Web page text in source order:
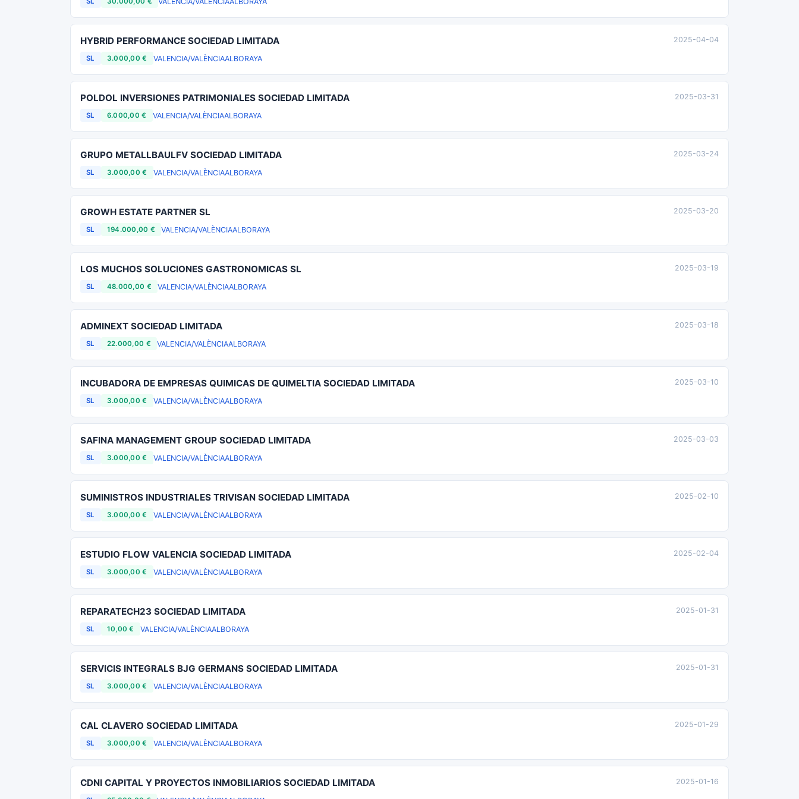
HYBRID PERFORMANCE SOCIEDAD LIMITADA
SL 3.000,00 € VALENCIA/VALÈNCIAALBORAYA
2025-04-04
POLDOL INVERSIONES PATRIMONIALES SOCIEDAD LIMITADA
SL 6.000,00 € VALENCIA/VALÈNCIAALBORAYA
2025-03-31
GRUPO METALLBAULFV SOCIEDAD LIMITADA
SL 3.000,00 € VALENCIA/VALÈNCIAALBORAYA
2025-03-24
GROWH ESTATE PARTNER SL
SL 194.000,00 € VALENCIA/VALÈNCIAALBORAYA
2025-03-20
LOS MUCHOS SOLUCIONES GASTRONOMICAS SL
SL 48.000,00 € VALENCIA/VALÈNCIAALBORAYA
2025-03-19
ADMINEXT SOCIEDAD LIMITADA
SL 22.000,00 € VALENCIA/VALÈNCIAALBORAYA
2025-03-18
INCUBADORA DE EMPRESAS QUIMICAS DE QUIMELTIA SOCIEDAD LIMITADA
SL 3.000,00 € VALENCIA/VALÈNCIAALBORAYA
2025-03-10
SAFINA MANAGEMENT GROUP SOCIEDAD LIMITADA
SL 3.000,00 € VALENCIA/VALÈNCIAALBORAYA
2025-03-03
SUMINISTROS INDUSTRIALES TRIVISAN SOCIEDAD LIMITADA
SL 3.000,00 € VALENCIA/VALÈNCIAALBORAYA
2025-02-10
ESTUDIO FLOW VALENCIA SOCIEDAD LIMITADA
SL 3.000,00 € VALENCIA/VALÈNCIAALBORAYA
2025-02-04
REPARATECH23 SOCIEDAD LIMITADA
SL 10,00 € VALENCIA/VALÈNCIAALBORAYA
2025-01-31
SERVICIS INTEGRALS BJG GERMANS SOCIEDAD LIMITADA
SL 3.000,00 € VALENCIA/VALÈNCIAALBORAYA
2025-01-31
CAL CLAVERO SOCIEDAD LIMITADA
SL 3.000,00 € VALENCIA/VALÈNCIAALBORAYA
2025-01-29
CDNI CAPITAL Y PROYECTOS INMOBILIARIOS SOCIEDAD LIMITADA 2025-01-16